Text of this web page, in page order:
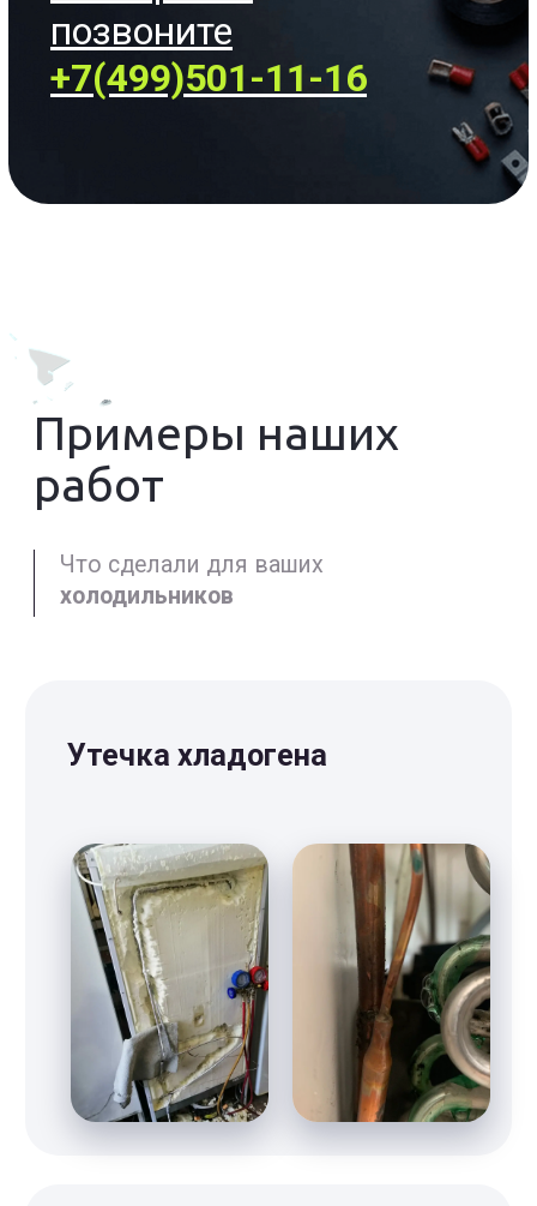
влияет:
Нужно ли
демонтировать/
монтировать, объём
Сложность
монтажа
Объем работ
Количество точек, диаметр
Проводка
наружная,
внутренняя